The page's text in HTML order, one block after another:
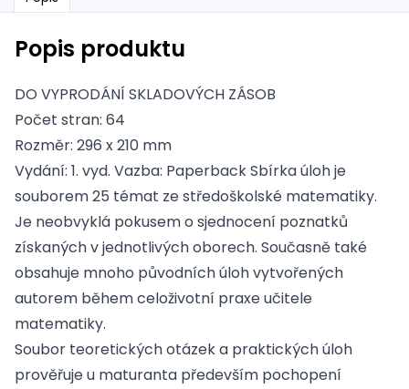
Popis produktu
DO VYPRODÁNÍ SKLADOVÝCH ZÁSOB
Počet stran: 64
Rozměr: 296 x 210 mm
Vydání: 1. vyd. Vazba: Paperback Sbírka úloh je
souborem 25 témat ze středoškolské matematiky.
Je neobvyklá pokusem o sjednocení poznatků
získaných v jednotlivých oborech. Současně také
obsahuje mnoho původních úloh vytvořených
autorem během celoživotní praxe učitele
matematiky.
Soubor teoretických otázek a praktických úloh
prověřuje u maturanta především pochopení